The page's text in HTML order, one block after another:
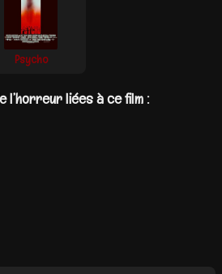
Psycho
l’horreur liées à ce film :